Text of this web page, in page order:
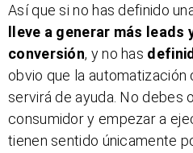
Así que si no has definido
lleve a generar más leads
conversión, y no has
obvio que la automatización
servirá de ayuda. No debes
consumidor y empezar a
tienen sentido únicamente